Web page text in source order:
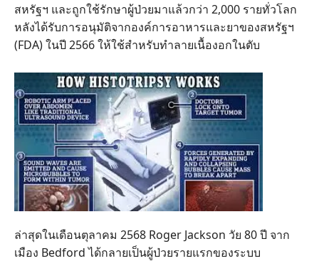
สหรัฐฯ และถูกใช้รักษาผู้ป่วยมาแล้วกว่า 2,000 รายทั่วโลก
หลังได้รับการอนุมัติจากองค์การอาหารและยาของสหรัฐฯ
(FDA) ในปี 2566 ให้ใช้สำหรับทำลายเนื้องอกในตับ
ล่าสุดในเดือนตุลาคม 2568 Roger Jackson วัย 80 ปี จาก
เมือง Bedford ได้กลายเป็นผู้ป่วยรายแรกของระบบ